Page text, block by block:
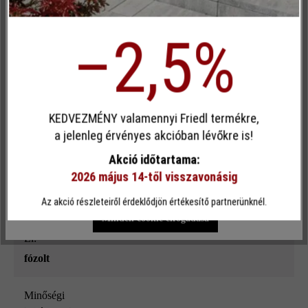
Terméktípus:
megmunkálás:
Térkőtípus:
külön formátum
Rendeltetés:
kerti falak, kerítések, magaságyak, oszlopok és pillérek
él:
fózolt
Minőségi
Kényelem (Google Térkép) Inaktív
Egyéni cookie elfogadása
Ez a webhely cookie-kat használ, hogy a lehető legjobb
funkcionalitást kínálja Önnek...További információ
Csak funkcionális cookie elfogadása
Minden cookie elfogadása
–2,5%
KEDVEZMÉNY valamennyi Friedl termékre,
a jelenleg érvényes akcióban lévőkre is!
Akció időtartama:
2026 május 14-től visszavonásig
Az akció részleteiről érdeklődjön értékesítő partnerünknél.